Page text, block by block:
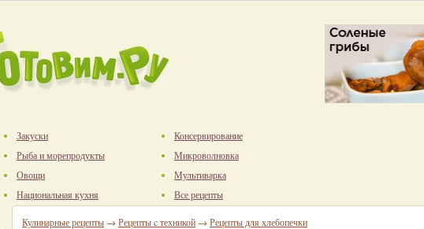
Закуски
Рыба и морепродукты
Овощи
Национальная кухня
Консервирование
Микроволновка
Мультиварка
Все рецепты
Кулинарные рецепты → Рецепты c техникой → Рецепты для хлебопечки